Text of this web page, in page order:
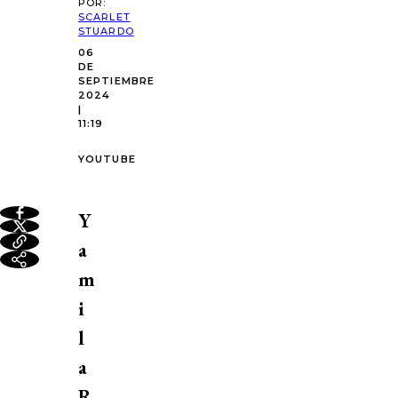
POR:
SCARLET
STUARDO
06
DE
SEPTIEMBRE
2024
|
11:19
YOUTUBE
Y
a
m
i
l
a